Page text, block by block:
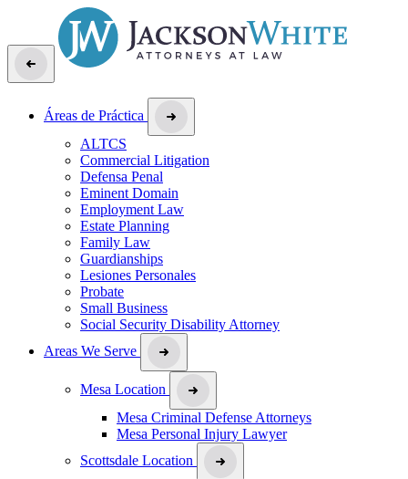
Áreas de Práctica
ALTCS
Commercial Litigation
Defensa Penal
Eminent Domain
Employment Law
Estate Planning
Family Law
Guardianships
Lesiones Personales
Probate
Small Business
Social Security Disability Attorney
Areas We Serve
Mesa Location
Mesa Criminal Defense Attorneys
Mesa Personal Injury Lawyer
Scottsdale Location